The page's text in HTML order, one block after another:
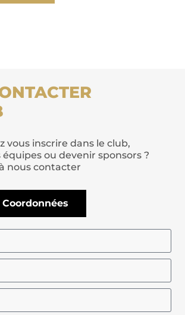
vous inscrire dans le club,
ou devenir sponsors ?
nous contacter